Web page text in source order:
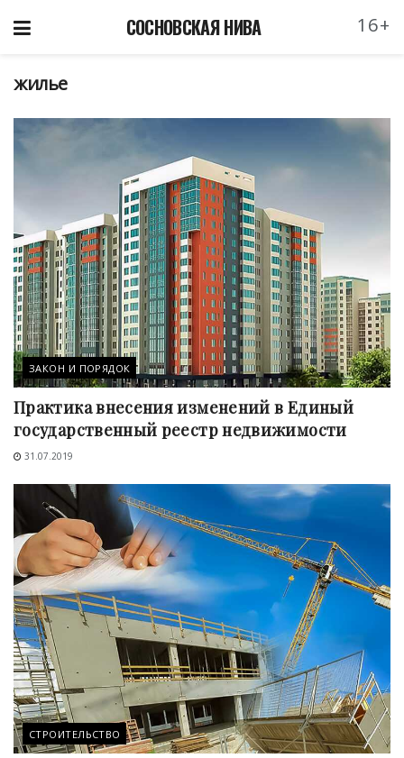
СОСНОВСКАЯ НИВА 16+
жилье
ЗАКОН И ПОРЯДОК
Практика внесения изменений в Единый
государственный реестр недвижимости
31.07.2019
СТРОИТЕЛЬСТВО